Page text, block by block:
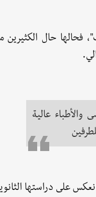
فحالها حال
عالية
على دراستها